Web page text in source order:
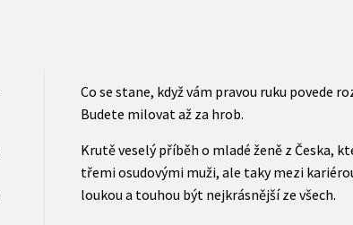
Co se stane, když vám pravou ruku povede
Budete milovat až za hrob.
Krutě veselý příběh o mladé ženě z Česka,
třemi osudovými muži, ale taky mezi
loukou a touhou být nejkrásnější ze všech.